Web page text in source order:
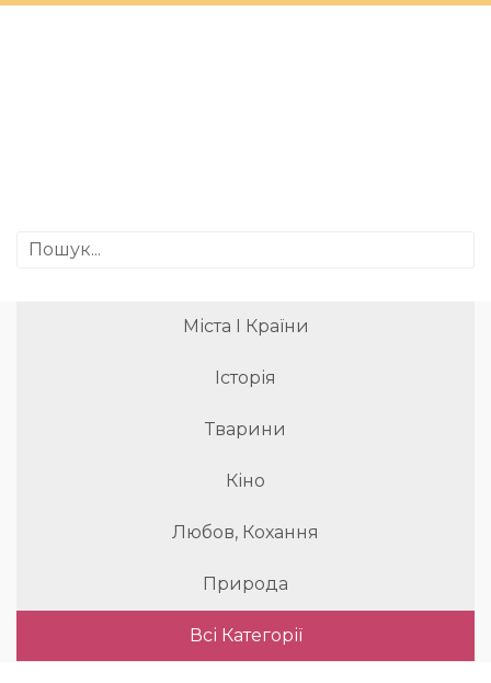
Міста І Країни
Історія
Тварини
Кіно
Любов, Кохання
Природа
Всі Категорії